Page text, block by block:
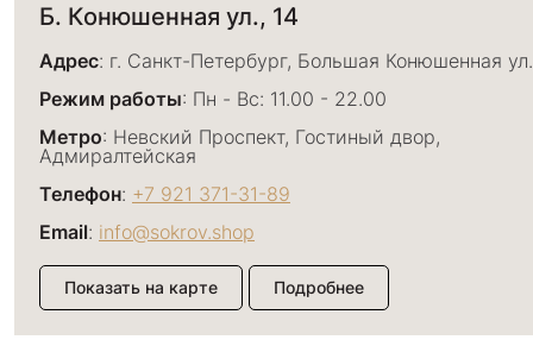
Б. Конюшенная ул., 14
Адрес: г. Санкт-Петербург, Большая Конюшенная
Режим работы: Пн - Вс: 11.00 - 22.00
Метро: Невский Проспект, Гостиный двор,
Адмиралтейская
Телефон: +7 921 371-31-89
Email: info@sokrov.shop
Показать на карте Подробнее